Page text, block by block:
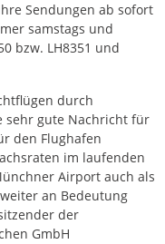
Sendungen ab sofort
samstags und
bzw. LH8351 und
durch
sehr gute Nachricht für
den Flughafen
im laufenden
Airport auch als
an Bedeutung
der
GmbH